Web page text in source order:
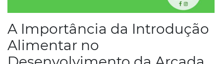
A Importância da Introdução
Alimentar no